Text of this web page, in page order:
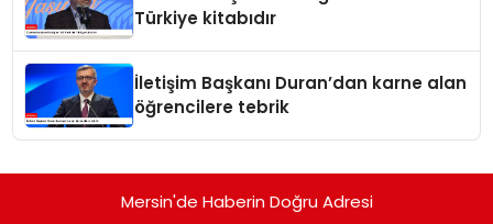
Türkiye kitabıdır
İletişim Başkanı Duran’dan karne alan
öğrencilere tebrik
Mersin'de Haberin Doğru Adresi